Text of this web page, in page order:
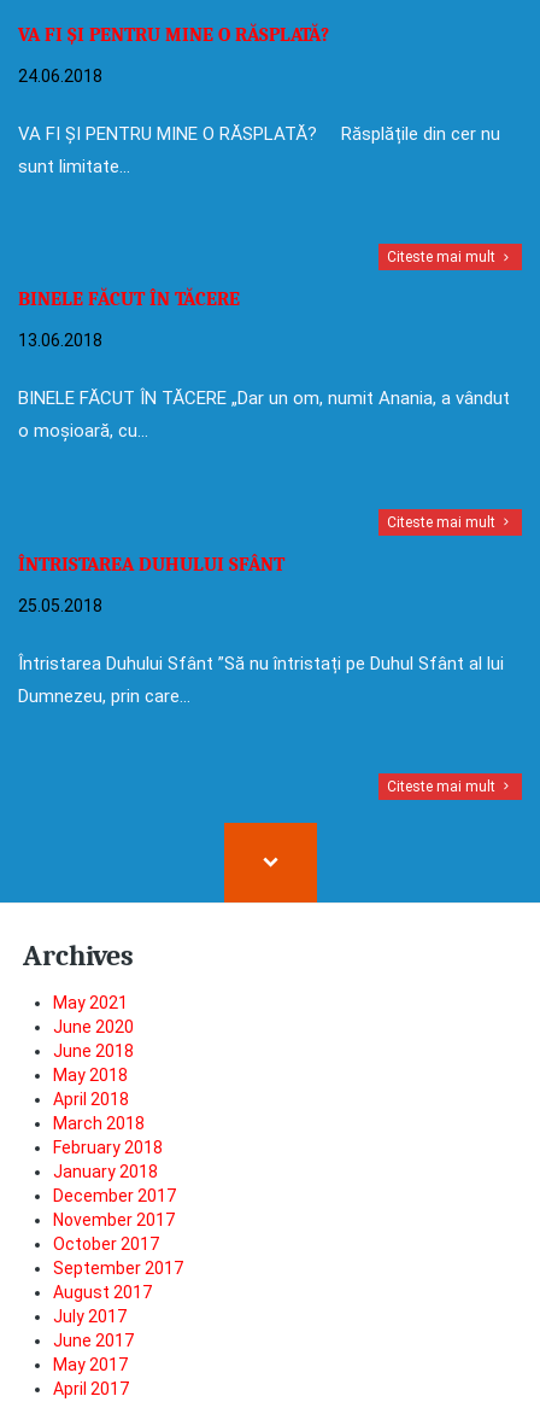
VA FI ȘI PENTRU MINE O RĂSPLATĂ?
24.06.2018
VA FI ȘI PENTRU MINE O RĂSPLATĂ? Răsplățile din cer nu
sunt limitate…
Citeste mai mult
BINELE FĂCUT ÎN TĂCERE
13.06.2018
BINELE FĂCUT ÎN TĂCERE „Dar un om, numit Anania, a vândut
o moșioară, cu…
Citeste mai mult
ÎNTRISTAREA DUHULUI SFÂNT
25.05.2018
Întristarea Duhului Sfânt ”Să nu întristați pe Duhul Sfânt al lui
Dumnezeu, prin care…
Citeste mai mult
Archives
May 2021
June 2020
June 2018
May 2018
April 2018
March 2018
February 2018
January 2018
December 2017
November 2017
October 2017
September 2017
August 2017
July 2017
June 2017
May 2017
April 2017